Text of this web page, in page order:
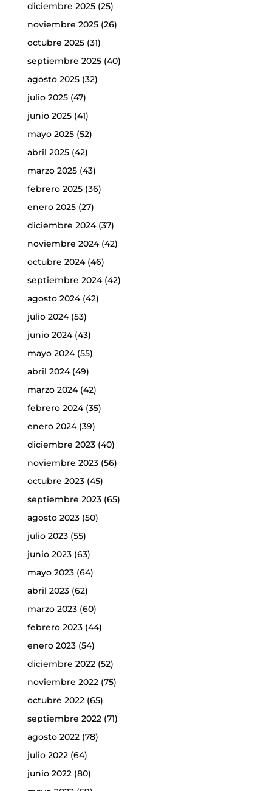
diciembre 2025(25)
noviembre 2025(26)
octubre 2025(31)
septiembre 2025(40)
agosto 2025(32)
julio 2025(47)
junio 2025(41)
mayo 2025(52)
abril 2025(42)
marzo 2025(43)
febrero 2025(36)
enero 2025(27)
diciembre 2024(37)
noviembre 2024(42)
octubre 2024(46)
septiembre 2024(42)
agosto 2024(42)
julio 2024(53)
junio 2024(43)
mayo 2024(55)
abril 2024(49)
marzo 2024(42)
febrero 2024(35)
enero 2024(39)
diciembre 2023(40)
noviembre 2023(56)
octubre 2023(45)
septiembre 2023(65)
agosto 2023(50)
julio 2023(55)
junio 2023(63)
mayo 2023(64)
abril 2023(62)
marzo 2023(60)
febrero 2023(44)
enero 2023(54)
diciembre 2022(52)
noviembre 2022(75)
octubre 2022(65)
septiembre 2022(71)
agosto 2022(78)
julio 2022(64)
junio 2022(80)